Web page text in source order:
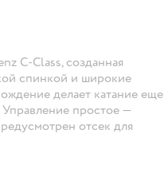
C-Class, созданная
спинкой и широкие
делает катание еще
простое —
отсек для